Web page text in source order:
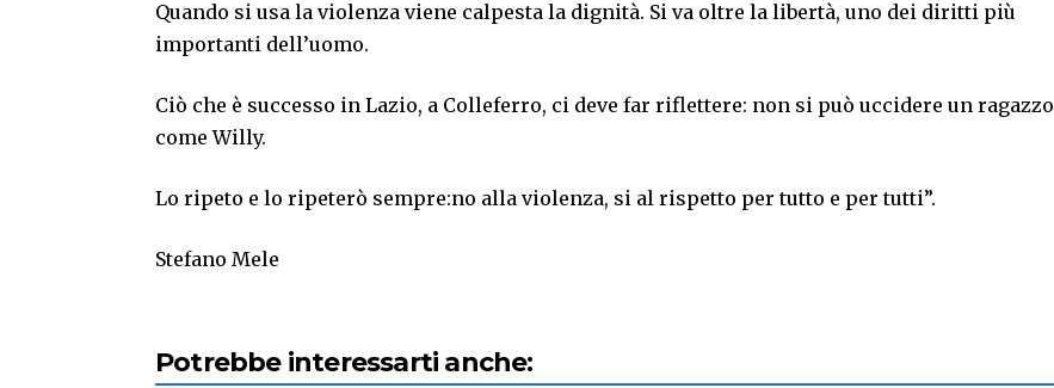
Quando si usa la violenza viene calpesta la dignità. Si va oltre la libertà, uno dei diritti più
importanti dell’uomo.
Ciò che è successo in Lazio, a Colleferro, ci deve far riflettere: non si può uccidere un ragazzo
come Willy.
Lo ripeto e lo ripeterò sempre:no alla violenza, si al rispetto per tutto e per tutti”.
Stefano Mele
Potrebbe interessarti anche: